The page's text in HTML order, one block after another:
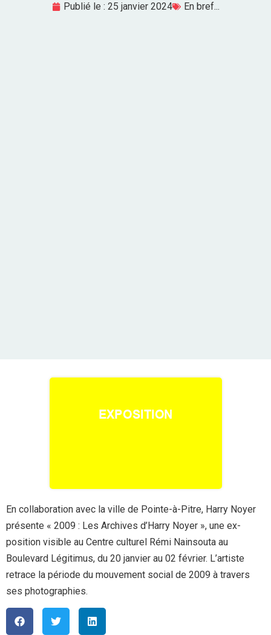
Publié le : 25 janvier 2024 En bref...
En collaboration avec la ville de Pointe-à-Pitre, Harry Noyer
présente « 2009 : Les Archives d’Harry Noyer », une ex-
position visible au Centre culturel Rémi Nainsouta au
Boulevard Légitimus, du 20 janvier au 02 février. L’artiste
retrace la période du mouvement social de 2009 à travers
ses photographies.